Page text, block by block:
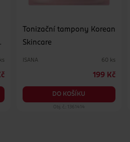
Tonizační tampony Korean
Skincare
ISANA 60 ks
199 Kč
DO KOŠÍKU
Obj. č.: 1361414